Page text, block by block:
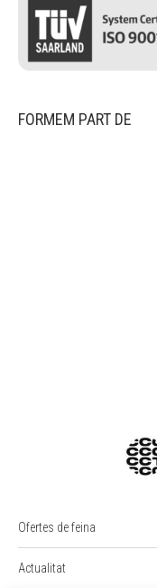
FORMEM PART DE
Ofertes de feina
Actualitat